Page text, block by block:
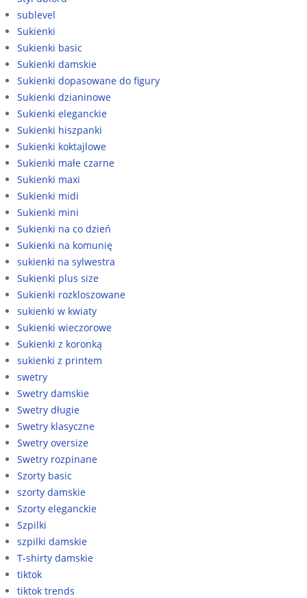
sublevel
Sukienki
Sukienki basic
Sukienki damskie
Sukienki dopasowane do figury
Sukienki dzianinowe
Sukienki eleganckie
Sukienki hiszpanki
Sukienki koktajlowe
Sukienki małe czarne
Sukienki maxi
Sukienki midi
Sukienki mini
Sukienki na co dzień
Sukienki na komunię
sukienki na sylwestra
Sukienki plus size
Sukienki rozkloszowane
sukienki w kwiaty
Sukienki wieczorowe
Sukienki z koronką
sukienki z printem
swetry
Swetry damskie
Swetry długie
Swetry klasyczne
Swetry oversize
Swetry rozpinane
Szorty basic
szorty damskie
Szorty eleganckie
Szpilki
szpilki damskie
T-shirty damskie
tiktok
tiktok trends